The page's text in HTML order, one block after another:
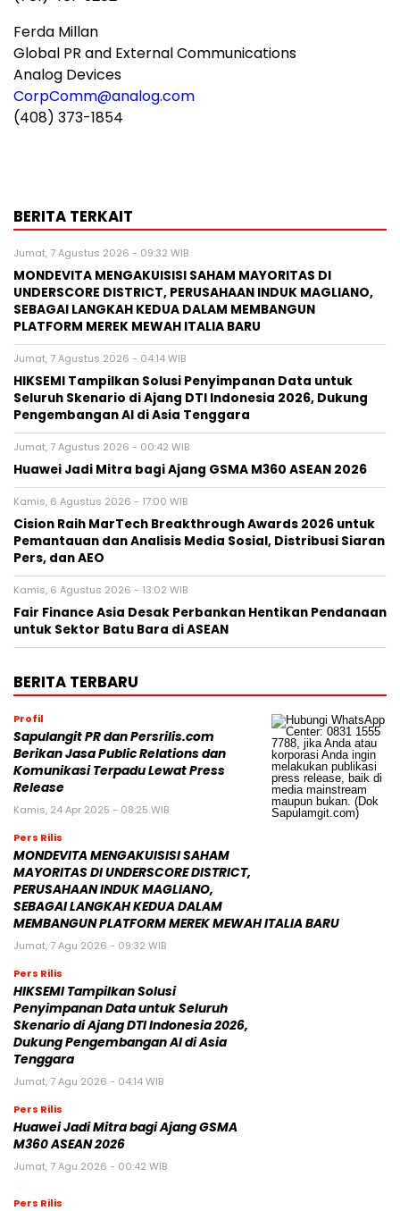
Ferda Millan
Global PR and External Communications
Analog Devices
CorpComm@analog.com
(408) 373-1854
BERITA TERKAIT
Jumat, 7 Agustus 2026 - 09:32 WIB
MONDEVITA MENGAKUISISI SAHAM MAYORITAS DI
UNDERSCORE DISTRICT, PERUSAHAAN INDUK MAGLIANO,
SEBAGAI LANGKAH KEDUA DALAM MEMBANGUN
PLATFORM MEREK MEWAH ITALIA BARU
Jumat, 7 Agustus 2026 - 04:14 WIB
HIKSEMI Tampilkan Solusi Penyimpanan Data untuk
Seluruh Skenario di Ajang DTI Indonesia 2026, Dukung
Pengembangan AI di Asia Tenggara
Jumat, 7 Agustus 2026 - 00:42 WIB
Huawei Jadi Mitra bagi Ajang GSMA M360 ASEAN 2026
Kamis, 6 Agustus 2026 - 17:00 WIB
Cision Raih MarTech Breakthrough Awards 2026 untuk
Pemantauan dan Analisis Media Sosial, Distribusi Siaran
Pers, dan AEO
Kamis, 6 Agustus 2026 - 13:02 WIB
Fair Finance Asia Desak Perbankan Hentikan Pendanaan
untuk Sektor Batu Bara di ASEAN
BERITA TERBARU
Profil
Sapulangit PR dan Persrilis.com
Berikan Jasa Public Relations dan
Komunikasi Terpadu Lewat Press
Release
Kamis, 24 Apr 2025 - 08:25 WIB
Pers Rilis
MONDEVITA MENGAKUISISI SAHAM
MAYORITAS DI UNDERSCORE DISTRICT,
PERUSAHAAN INDUK MAGLIANO,
SEBAGAI LANGKAH KEDUA DALAM
MEMBANGUN PLATFORM MEREK MEWAH ITALIA BARU
Jumat, 7 Agu 2026 - 09:32 WIB
Pers Rilis
HIKSEMI Tampilkan Solusi
Penyimpanan Data untuk Seluruh
Skenario di Ajang DTI Indonesia 2026,
Dukung Pengembangan AI di Asia
Tenggara
Jumat, 7 Agu 2026 - 04:14 WIB
Pers Rilis
Huawei Jadi Mitra bagi Ajang GSMA
M360 ASEAN 2026
Jumat, 7 Agu 2026 - 00:42 WIB
Pers Rilis